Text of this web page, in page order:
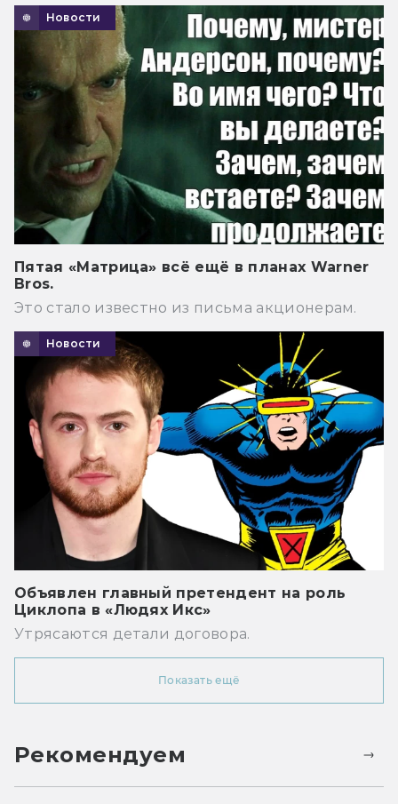
Новости
Пятая «Матрица» всё ещё в планах Warner
Bros.
Это стало известно из письма акционерам.
Новости
Объявлен главный претендент на роль
Циклопа в «Людях Икс»
Утрясаются детали договора.
Показать ещё
Рекомендуем